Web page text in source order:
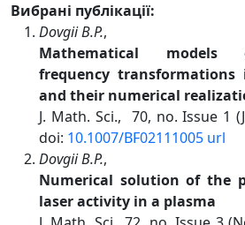
Вибрані публікації:
Dovgii B.P.,
Mathematical models
frequency
and their numerical
J. Math. Sci., 70, no. Issue 1
doi: 10.1007/BF02111005 url
Dovgii B.P.,
Numerical solution of the
laser activity in a plasma